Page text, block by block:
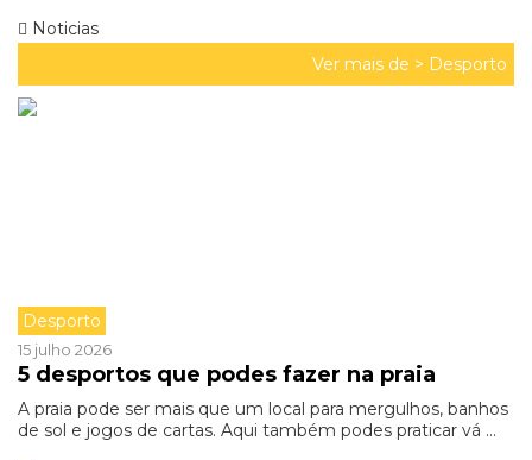
Noticias
Ver mais de > Desporto
Desporto
15 julho 2026
5 desportos que podes fazer na praia
A praia pode ser mais que um local para mergulhos, banhos
de sol e jogos de cartas. Aqui também podes praticar vá ...